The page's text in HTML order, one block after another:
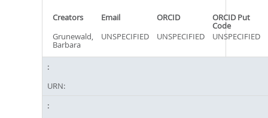
Creators Email ORCID ORCID Put
Code
Grunewald,
Barbara
UNSPECIFIED UNSPECIFIED UNSPECIFIED
URN: